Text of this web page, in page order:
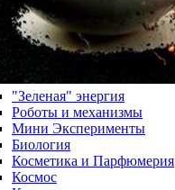
"Зеленая" энергия
Роботы и механизмы
Мини Эксперименты
Биология
Косметика и Парфюмерия
Космос